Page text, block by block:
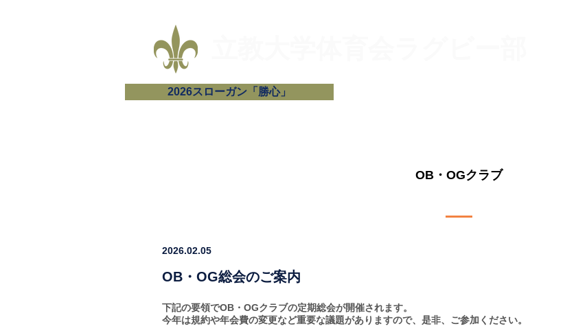
2026スローガン「勝心」
​OB・OGクラブ
2026.02.05
OB・OG総会のご案内
下記の要領でOB・OGクラブの定期総会が開催されます。
今年は規約や年会費の変更など重要な議題がありますので、是非、ご参加ください。